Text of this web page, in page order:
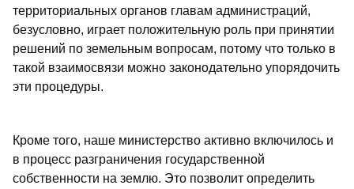
территориальных органов главам администраций,
безусловно, играет положительную роль при принятии
решений по земельным вопросам, потому что только в
такой взаимосвязи можно законодательно упорядочить
эти процедуры.
Кроме того, наше министерство активно включилось и
в процесс разграничения государственной
собственности на землю. Это позволит определить